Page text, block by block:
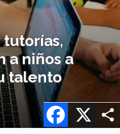
tutorías,
a niños a
talento
X
Facebook